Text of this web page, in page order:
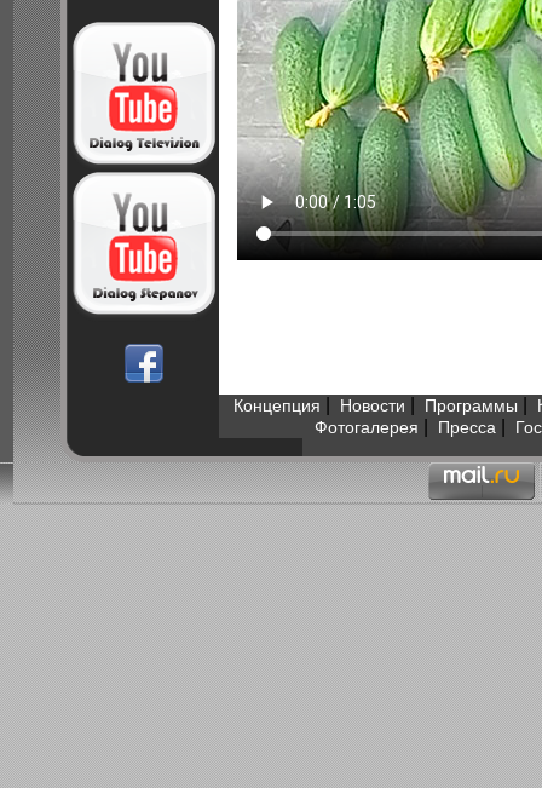
Концепция Новости Программы
Фотогалерея
Пресса